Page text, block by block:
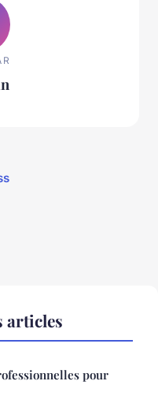
articles
pour